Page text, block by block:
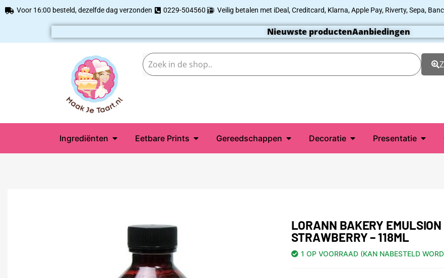
Voor 16:00 besteld, dezelfde dag verzonden 0229-504560 Veilig betalen met iDeal, Creditcard, Klarna, Apple Pay, Riverty, Sepa,
Nieuwste productenAanbiedingen
Ingrediënten Eetbare Prints Gereedschappen Decoratie Presentatie
LORANN BAKERY EMULSION
STRAWBERRY – 118ML
1 OP VOORRAAD (KAN NABESTELD